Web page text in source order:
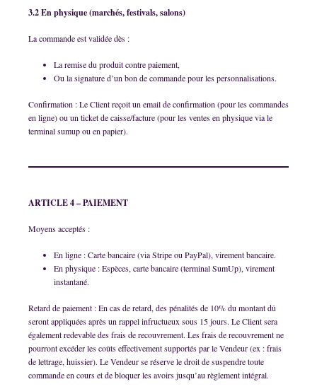
3.2 En physique (marchés, festivals, salons)
La commande est validée dès :
La remise du produit contre paiement,
Ou la signature d’un bon de commande pour les personnalisations.
Confirmation : Le Client reçoit un email de confirmation (pour les commandes
en ligne) ou un ticket de caisse/facture (pour les ventes en physique via le
terminal sumup ou en papier).
ARTICLE 4 – PAIEMENT
Moyens acceptés :
En ligne : Carte bancaire (via Stripe ou PayPal), virement bancaire.
En physique : Espèces, carte bancaire (terminal SumUp), virement
instantané.
Retard de paiement : En cas de retard, des pénalités de 10% du montant dû
seront appliquées après un rappel infructueux sous 15 jours. Le Client sera
également redevable des frais de recouvrement. Les frais de recouvrement ne
pourront excéder les coûts effectivement supportés par le Vendeur (ex : frais
de lettrage, huissier). Le Vendeur se réserve le droit de suspendre toute
commande en cours et de bloquer les avoirs jusqu’au règlement intégral.